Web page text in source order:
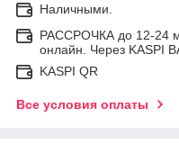
Наличными.
РАССРОЧКА до 12-24
онлайн. Через KASPI
KASPI QR
Все условия оплаты